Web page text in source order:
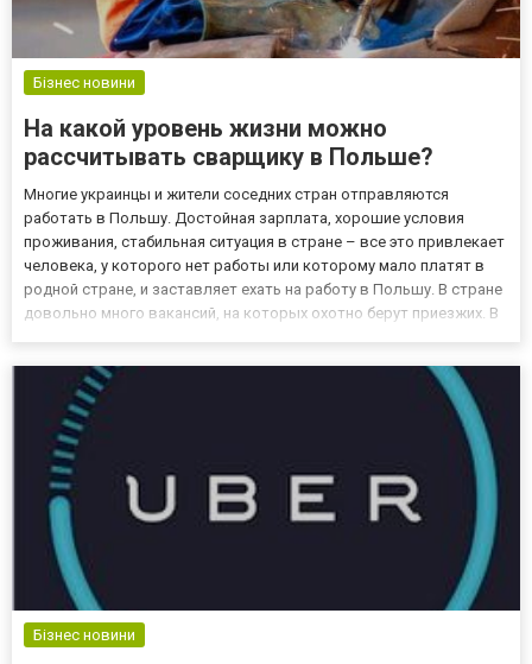
Бізнес новини
На какой уровень жизни можно
рассчитывать сварщику в Польше?
Многие украинцы и жители соседних стран отправляются
работать в Польшу. Достойная зарплата, хорошие условия
проживания, стабильная ситуация в стране – все это привлекает
человека, у которого нет работы или которому мало платят в
родной стране, и заставляет ехать на работу в Польшу. В стране
довольно много вакансий, на которых охотно берут приезжих. В
Бізнес новини